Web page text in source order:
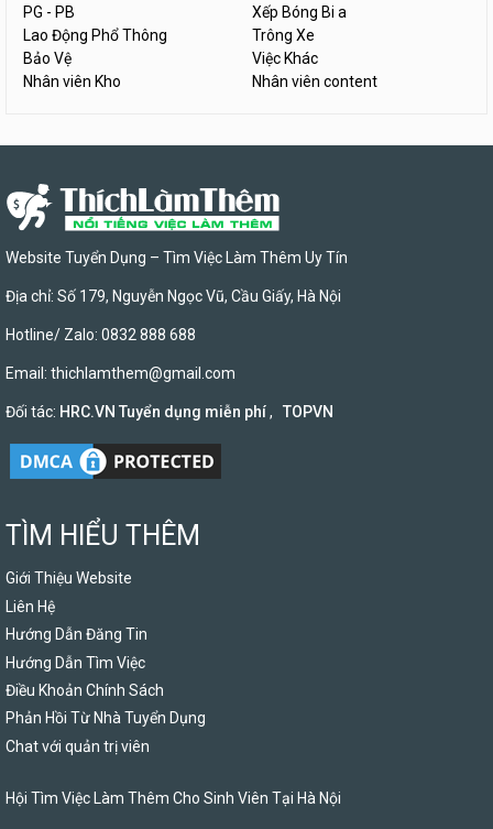
PG - PB
Xếp Bóng Bi a
Lao Động Phổ Thông
Trông Xe
Bảo Vệ
Việc Khác
Nhân viên Kho
Nhân viên content
Website Tuyển Dụng – Tìm Việc Làm Thêm Uy Tín
Địa chỉ: Số 179, Nguyễn Ngọc Vũ, Cầu Giấy, Hà Nội
Hotline/ Zalo: 0832 888 688
Email: thichlamthem@gmail.com
Đối tác: HRC.VN Tuyển dụng miễn phí, TOPVN
TÌM HIỂU THÊM
Giới Thiệu Website
Liên Hệ
Hướng Dẫn Đăng Tin
Hướng Dẫn Tìm Việc
Điều Khoản Chính Sách
Phản Hồi Từ Nhà Tuyển Dụng
Chat với quản trị viên
Hội Tìm Việc Làm Thêm Cho Sinh Viên Tại Hà Nội